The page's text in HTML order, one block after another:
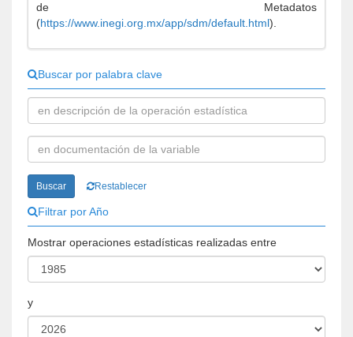
de Metadatos
(https://www.inegi.org.mx/app/sdm/default.html).
Buscar por palabra clave
Buscar Restablecer
Filtrar por Año
Mostrar operaciones estadísticas realizadas entre
y